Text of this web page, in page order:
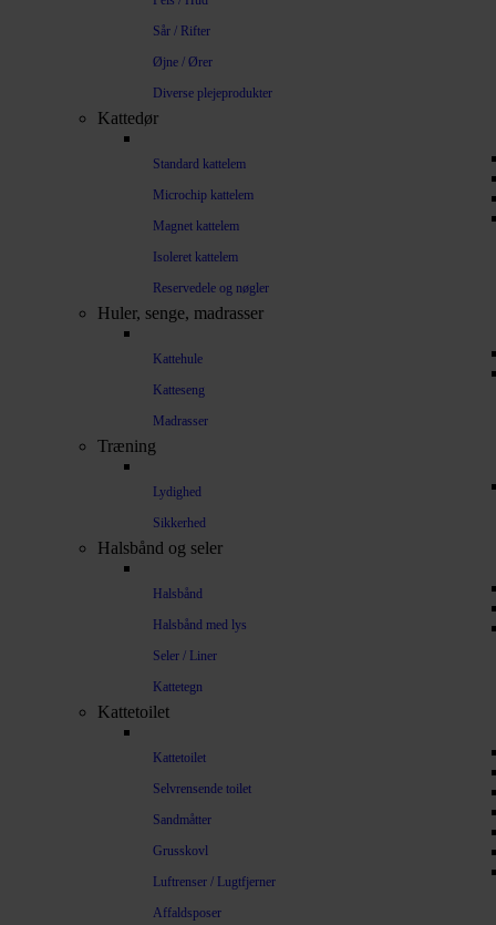
Sår / Rifter
Øjne / Ører
Diverse plejeprodukter
Kattedør
Standard kattelem
Microchip kattelem
Magnet kattelem
Isoleret kattelem
Reservedele og nøgler
Huler, senge, madrasser
Kattehule
Katteseng
Madrasser
Træning
Lydighed
Sikkerhed
Halsbånd og seler
Halsbånd
Halsbånd med lys
Seler / Liner
Kattetegn
Kattetoilet
Kattetoilet
Selvrensende toilet
Sandmåtter
Grusskovl
Luftrenser / Lugtfjerner
Affaldsposer